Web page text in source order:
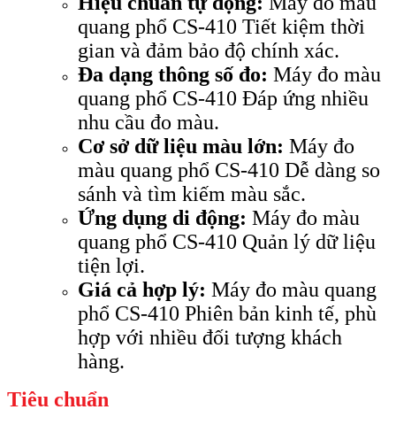
quang phổ CS-410 Tiết kiệm thời
gian và đảm bảo độ chính xác.
Đa dạng thông số đo: Máy đo màu
quang phổ CS-410 Đáp ứng nhiều
nhu cầu đo màu.
Cơ sở dữ liệu màu lớn: Máy đo
màu quang phổ CS-410 Dễ dàng so
sánh và tìm kiếm màu sắc.
Ứng dụng di động: Máy đo màu
quang phổ CS-410 Quản lý dữ liệu
tiện lợi.
Giá cả hợp lý: Máy đo màu quang
phổ CS-410 Phiên bản kinh tế, phù
hợp với nhiều đối tượng khách
hàng.
Tiêu chuẩn